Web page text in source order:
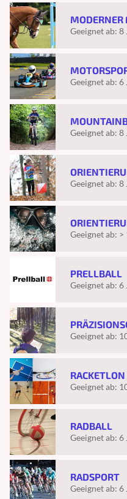
Geeignet ab: 8
Geeignet ab: 6
Geeignet ab: 8
Geeignet ab: 8
Geeignet ab: >
PRELLBALL
Geeignet ab: 6
Geeignet ab:
RACKETLON
Geeignet ab:
RADBALL
Geeignet ab: 6
RADSPORT
Geeignet ab: 6